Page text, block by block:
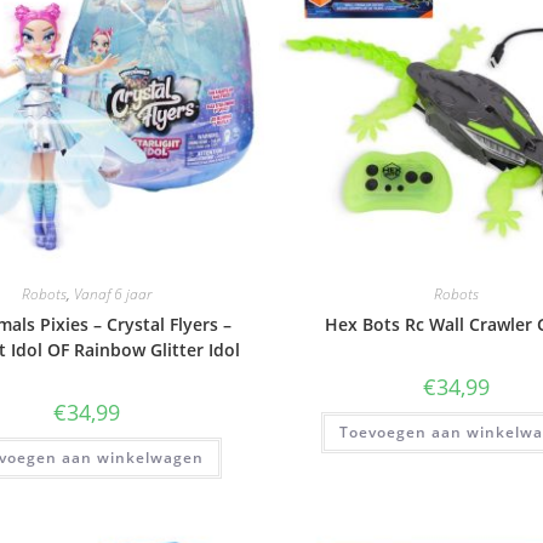
Robots, Vanaf 6 jaar
Pixies – Crystal Flyers –
Idol OF Rainbow Glitter Idol
€34,99
aan winkelwagen
Robots
Hex Bots Rc Wall Crawler
€34,99
Toevoegen aan